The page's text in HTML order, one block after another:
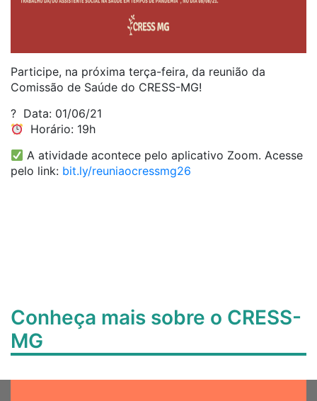
Participe, na próxima terça-feira, da reunião da
Comissão de Saúde do CRESS-MG!
?️ Data: 01/06/21
Horário: 19h
A atividade acontece pelo aplicativo Zoom. Acesse
pelo link: bit.ly/reuniaocressmg26
Conheça mais sobre o CRESS-
MG